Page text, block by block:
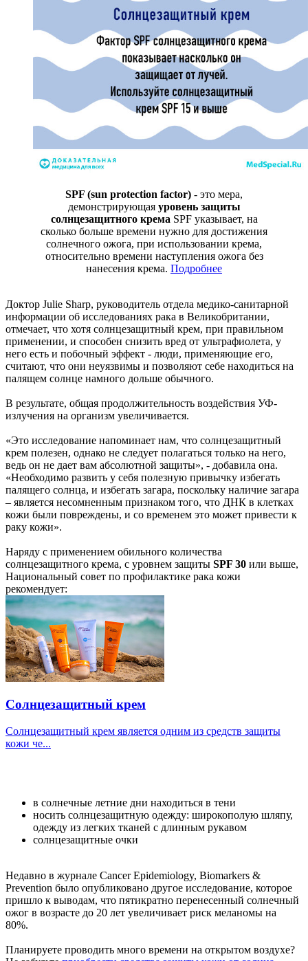
SPF (sun protection factor) - это мера,
демонстрирующая уровень защиты
солнцезащитного крема SPF указывает, на
сколько больше времени нужно для достижения
солнечного ожога, при использовании крема,
относительно времени наступления ожога без
нанесения крема. Подробнее
Доктор Julie Sharp, руководитель отдела медико-санитарной
информации об исследованиях рака в Великобритании,
отмечает, что хотя солнцезащитный крем, при правильном
применении, и способен снизить вред от ультрафиолета, у
него есть и побочный эффект - люди, применяющие его,
считают, что они неуязвимы и позволяют себе находиться на
палящем солнце намного дольше обычного.
В результате, общая продолжительность воздействия УФ-
излучения на организм увеличивается.
«Это исследование напоминает нам, что солнцезащитный
крем полезен, однако не следует полагаться только на него,
ведь он не дает вам абсолютной защиты», - добавила она.
«Необходимо развить у себя полезную привычку избегать
палящего солнца, и избегать загара, поскольку наличие загара
– является несомненным признаком того, что ДНК в клетках
кожи были повреждены, и со временем это может привести к
раку кожи».
Наряду с применением обильного количества
солнцезащитного крема, с уровнем защиты SPF 30 или выше,
Национальный совет по профилактике рака кожи
рекомендует:
Солнцезащитный крем
Солнцезащитный крем является одним из средств защиты
кожи че...
в солнечные летние дни находиться в тени
носить солнцезащитную одежду: широкополую шляпу,
одежду из легких тканей с длинным рукавом
солнцезащитные очки
Недавно в журнале Cancer Epidemiology, Biomarkers &
Prevention было опубликовано другое исследование, которое
пришло к выводам, что пятикратно перенесенный солнечный
ожог в возрасте до 20 лет увеличивает риск меланомы на
80%.
Планируете проводить много времени на открытом воздухе?